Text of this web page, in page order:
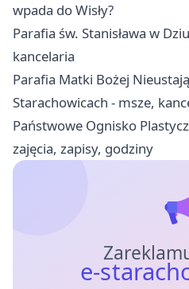
wpada do Wisły?
Parafia św. Stanisława w
kancelaria
Parafia Matki Bożej
Starachowicach - msze,
Państwowe Ognisko
zajęcia, zapisy, godziny
e-